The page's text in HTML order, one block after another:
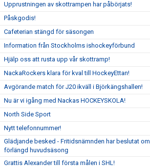
Upprustningen av skottrampen har påbörjats!
Påskgodis!
Cafeterian stängd för säsongen
Information från Stockholms ishockeyförbund
Hjälp oss att rusta upp vår skottramp!
NackaRockers klara för kval till HockeyEttan!
Avgörande match för J20 ikväll i Björkängshallen!
Nu är vi igång med Nackas HOCKEYSKOLA!
North Side Sport
Nytt telefonnummer!
Glädjande besked - Fritidsnämnden har beslutat om
förlängd huvudsäsong
Grattis Alexander till första målen i SHL!